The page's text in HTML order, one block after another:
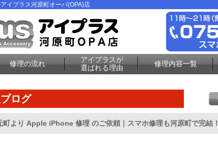
イプラス河原町オーパ(OPA)店
修理の流れ
アイプラスが
選ばれる理由
修理内容一覧
ログ
町より Apple iPhone 修理 のご依頼｜スマホ修理も河原町で完結！